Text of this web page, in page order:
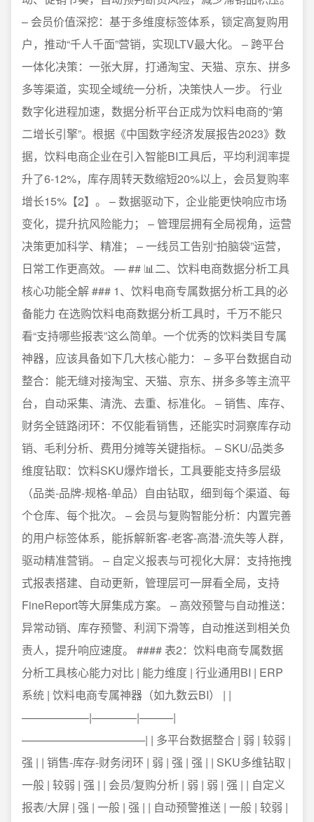
– 会员价值深挖：基于多维度标签体系，锁定高复购用
户，推动“千人千面”营销，实现LTV最大化。 – 跨平台
一体化决策：一张大屏，打通淘宝、天猫、京东、拼多
多等渠道，实现全域统一分析，决策快人一步。 行业
数字化进程加速，数据分析平台正成为饮料电商的“第
二增长引擎”。根据《中国数字经济发展报告2023》数
据，饮料电商企业在引入智能BI工具后，平均利润率提
升了6-12%，库存周转天数缩短20%以上，会员复购率
增长15%【2】。 – 数据驱动下，企业能更快响应市场
变化，提升抗风险能力； – 管理层拥有全局视角，运营
决策更加科学、精准； – 一线员工告别“拍脑袋”运营，
日常工作更高效。 — ## 📊二、饮料电商数据分析工具
核心功能全解 ### 1、饮料电商专属数据分析工具的必
备能力 在选购饮料电商数据分析工具时，千万不能只
看“支持哪些报表”这么简单。一个优秀的饮料类目专属
神器，应该具备如下几大核心能力： – 多平台数据自动
整合：能无缝对接淘宝、天猫、京东、拼多多等主流平
台，自动采集、清洗、去重、标准化。 – 销售、库存、
财务全链路闭环：不仅能看销售，还能实时洞察库存动
销、毛利分析、费用分摊等关键指标。 – SKU/品类多
维度钻取：饮料SKU爆炸增长，工具要能支持多层级
（品类-品牌-规格-单品）自由钻取，细到每个渠道、每
个仓库、每个批次。 – 会员与复购智能分析：内置完善
的用户标签体系，能拆解新客-老客-高潜-流失等人群，
驱动精准营销。 – 自定义报表与可视化大屏：支持拖拽
式报表搭建、自动更新，管理层可一屏看全局，支持
FineReport等大屏集成方案。 – 高效预警与自动推送：
异常动销、库存预警、利润下滑等，自动推送到相关负
责人，提升响应速度。 #### 表2：饮料电商专属数据
分析工具核心能力对比 | 能力维度 | 行业通用BI | ERP
系统 | 饮料电商专属神器（如九数云BI） | |
——————|————|———|
———————————| | 多平台数据整合 | 弱 | 较弱 |
强 | | 销售-库存-财务闭环 | 弱 | 强 | 强 | | SKU多维钻取 |
一般 | 较弱 | 强 | | 会员/复购分析 | 弱 | 弱 | 强 | | 自定义
报表/大屏 | 强 | 一般 | 强 | | 自动预警推送 | 一般 | 较弱 |